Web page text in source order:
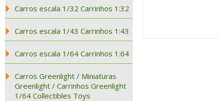
Carros escala 1/32 Carrinhos 1:32
Carros escala 1/43 Carrinhos 1:43
Carros escala 1/64 Carrinhos 1:64
Carros Greenlight / Miniaturas
Greenlight / Carrinhos Greenlight
1/64 Collectibles Toys